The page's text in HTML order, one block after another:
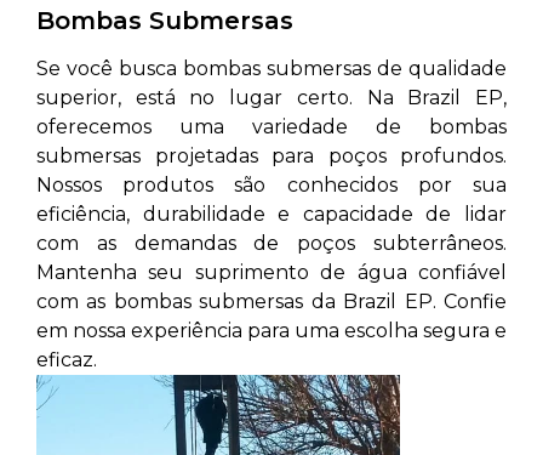
Bombas Submersas
Se você busca bombas submersas de qualidade
superior, está no lugar certo. Na Brazil EP,
oferecemos uma variedade de bombas
submersas projetadas para poços profundos.
Nossos produtos são conhecidos por sua
eficiência, durabilidade e capacidade de lidar
com as demandas de poços subterrâneos.
Mantenha seu suprimento de água confiável
com as bombas submersas da Brazil EP. Confie
em nossa experiência para uma escolha segura e
eficaz.